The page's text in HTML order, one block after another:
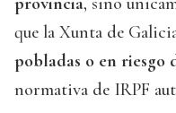
que la Xunta de
pobladas o en riesgo
normativa de IRPF